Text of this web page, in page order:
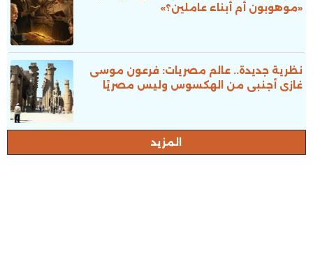
«موهوبون أم أبناء عاملين؟»
نظرية جديدة.. عالم مصريات: فرعون موسى
غازى أجنبى من الهكسوس وليس مصريًا
المزيد